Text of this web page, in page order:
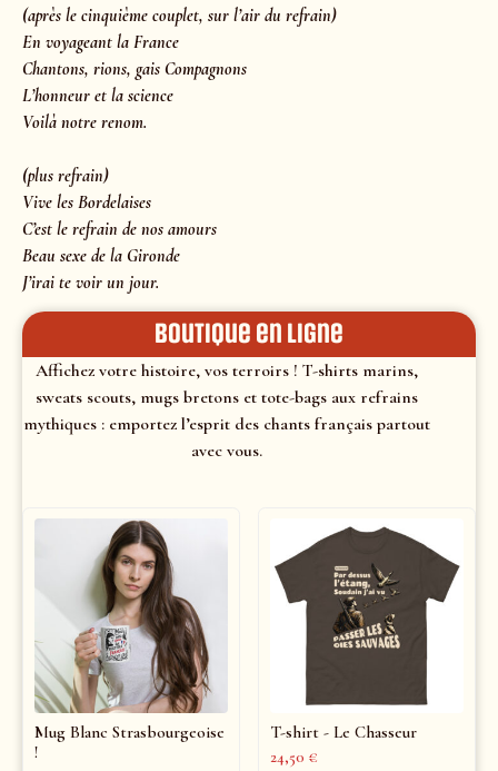
(après le cinquième couplet, sur l’air du refrain)
En voyageant la France
Chantons, rions, gais Compagnons
L’honneur et la science
Voilà notre renom.
(plus refrain)
Vive les Bordelaises
C’est le refrain de nos amours
Beau sexe de la Gironde
J’irai te voir un jour.
Boutique en ligne
Affichez votre histoire, vos terroirs ! T-shirts marins,
sweats scouts, mugs bretons et tote-bags aux refrains
mythiques : emportez l’esprit des chants français partout
avec vous.
Mug Blanc Strasbourgeoise
!
T-shirt - Le Chasseur
24,50 €